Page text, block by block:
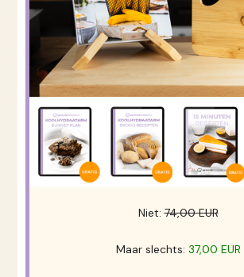
Niet:74,00 EUR
Maar slechts: 37,00 EUR